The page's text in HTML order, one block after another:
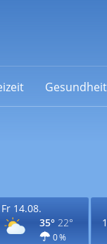
Gesundheit
Fr 14.08.
35° 22°
0 %